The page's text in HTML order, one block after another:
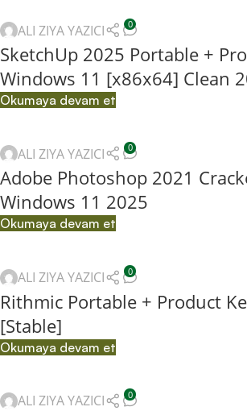
ALI ZIYA YAZICI 0
SketchUp 2025 Portable +
Windows 11 [x86x64] Clean
Okumaya devam et
ALI ZIYA YAZICI 0
Adobe Photoshop 2021
Windows 11 2025
Okumaya devam et
ALI ZIYA YAZICI 0
Rithmic Portable + Product
[Stable]
Okumaya devam et
ALI ZIYA YAZICI 0